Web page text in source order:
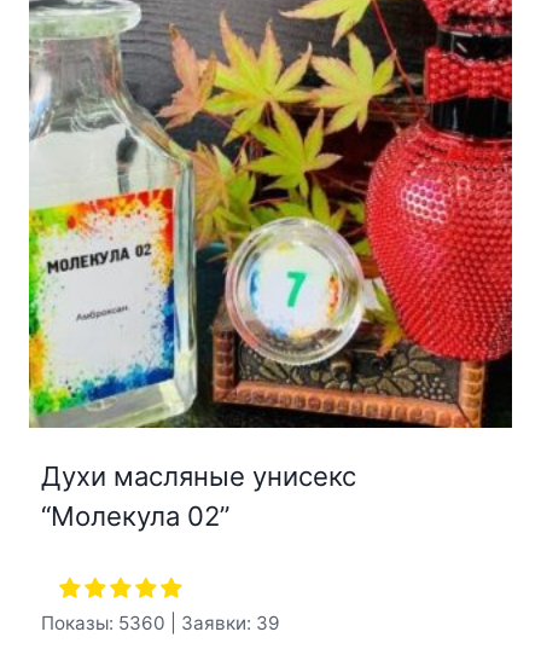
Духи масляные унисекс
“Молекула 02”
Показы: 5360 | Заявки: 39